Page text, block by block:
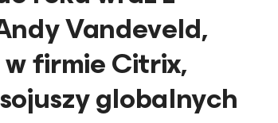
Vandeveld,
firmie Citrix,
globalnych